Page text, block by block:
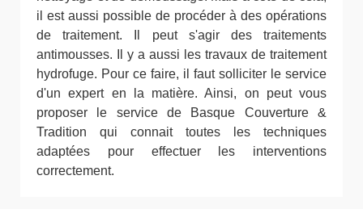
il est aussi possible de procéder à des opérations
de traitement. Il peut s'agir des traitements
antimousses. Il y a aussi les travaux de traitement
hydrofuge. Pour ce faire, il faut solliciter le service
d'un expert en la matière. Ainsi, on peut vous
proposer le service de Basque Couverture &
Tradition qui connait toutes les techniques
adaptées pour effectuer les interventions
correctement.